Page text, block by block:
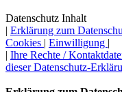
Datenschutz Inhalt
| Erklärung zum
Cookies | Einwilligung |
| Ihre Rechte /
dieser Datenschutz-